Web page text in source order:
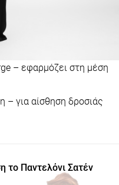
– εφαρμόζει στη μέση
– για αίσθηση δροσιάς
το Παντελόνι Σατέν